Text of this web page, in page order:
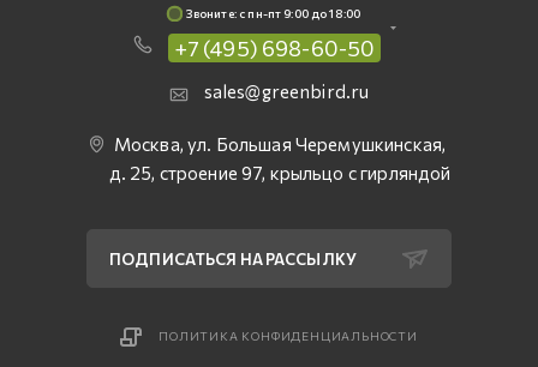
Звоните: c пн-пт 9:00 до 18:00
+7 (495) 698-60-50
sales@greenbird.ru
Москва, ул. Большая Черемушкинская,
д. 25, строение 97, крыльцо с гирляндой
ПОДПИСАТЬСЯ НА РАССЫЛКУ
ПОЛИТИКА КОНФИДЕНЦИАЛЬНОСТИ